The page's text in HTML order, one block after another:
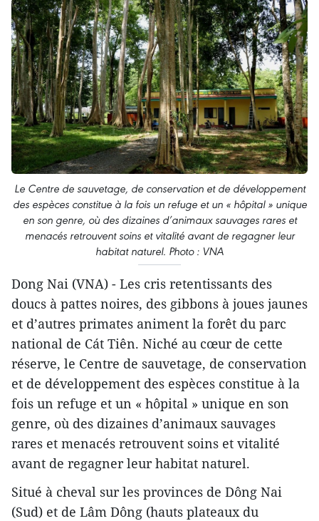
Le Centre de sauvetage, de conservation et de développement
des espèces constitue à la fois un refuge et un « hôpital » unique
en son genre, où des dizaines d’animaux sauvages rares et
menacés retrouvent soins et vitalité avant de regagner leur
habitat naturel. Photo : VNA
Dong Nai (VNA) - Les cris retentissants des
doucs à pattes noires, des gibbons à joues jaunes
et d’autres primates animent la forêt du parc
national de Cát Tiên. Niché au cœur de cette
réserve, le Centre de sauvetage, de conservation
et de développement des espèces constitue à la
fois un refuge et un « hôpital » unique en son
genre, où des dizaines d’animaux sauvages
rares et menacés retrouvent soins et vitalité
avant de regagner leur habitat naturel.
Situé à cheval sur les provinces de Dông Nai
(Sud) et de Lâm Dông (hauts plateaux du